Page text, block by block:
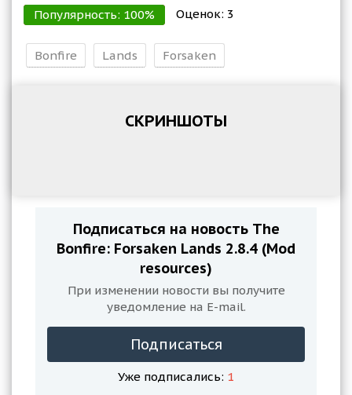
Популярность: 100% Оценок: 3
Bonfire Lands Forsaken
СКРИНШОТЫ
Подписаться на новость The
Bonfire: Forsaken Lands 2.8.4 (Mod
resources)
При изменении новости вы получите
уведомление на E-mail.
Подписаться
Уже подписались: 1